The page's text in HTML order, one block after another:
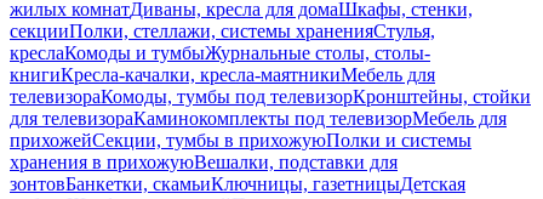
жилых комнатДиваны, кресла для домаШкафы, стенки,
секцииПолки, стеллажи, системы храненияСтулья,
креслаКомоды и тумбыЖурнальные столы, столы-
книгиКресла-качалки, кресла-маятникиМебель для
телевизораКомоды, тумбы под телевизорКронштейны, стойки
для телевизораКаминокомплекты под телевизорМебель для
прихожейСекции, тумбы в прихожуюПолки и системы
хранения в прихожуюВешалки, подставки для
зонтовБанкетки, скамьиКлючницы, газетницыДетская